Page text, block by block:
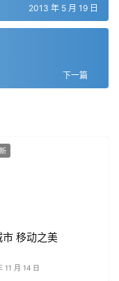
2013 年 5 月 19 日
下一篇
市 移动之美
11 月 14 日